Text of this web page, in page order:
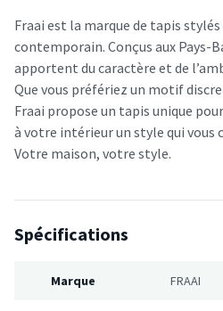
Fraai est la marque de tapis
contemporain. Conçus aux Pays-
apportent du caractère et de
Que vous préfériez un motif
Fraai propose un tapis unique
à votre intérieur un style qui
Votre maison, votre style.
Spécifications
Marque FRAAI